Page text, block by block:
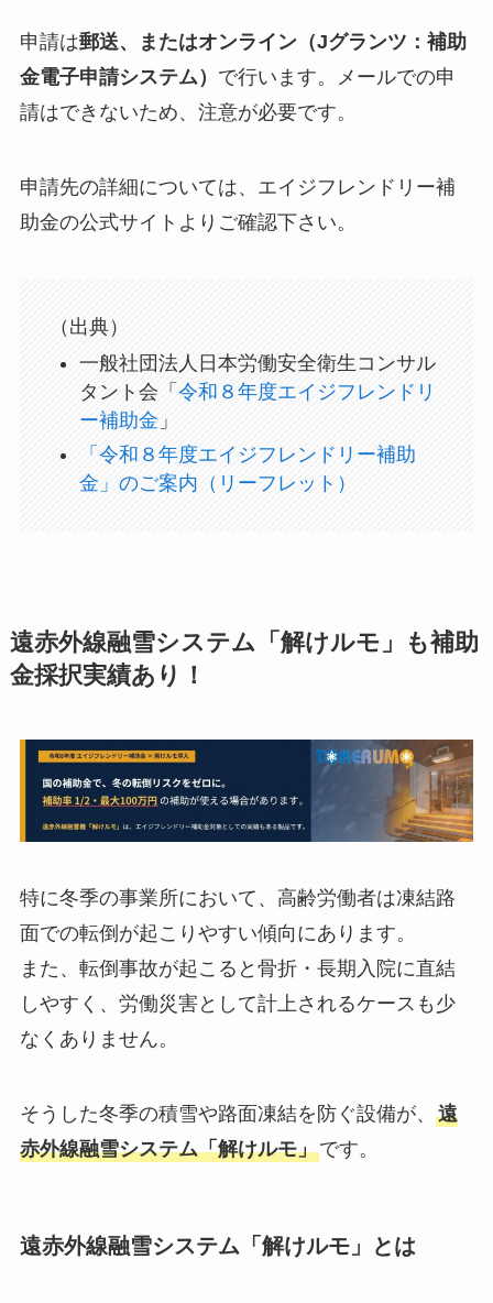
申請は郵送、またはオンライン（Jグランツ：補助
金電子申請システム） で行います。メールでの申
請はできないため、注意が必要です。
申請先の詳細については、エイジフレンドリー補
助金の公式サイトよりご確認下さい。
（出典）
一般社団法人日本労働安全衛生コンサル
タント会「 令和８年度エイジフレンドリ
ー補助金 」
「令和８年度エイジフレンドリー補助
金」のご案内（リーフレット）
遠赤外線融雪システム「解けルモ」も補助
金採択実績あり！
特に冬季の事業所において、高齢労働者は凍結路
面での転倒が起こりやすい傾向にあります。
また、転倒事故が起こると骨折・長期入院に直結
しやすく、労働災害として計上されるケースも少
なくありません。
そうした冬季の積雪や路面凍結を防ぐ設備が、 遠
赤外線融雪システム「解けルモ」です。
遠赤外線融雪システム「解けルモ」とは